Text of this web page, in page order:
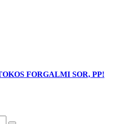
FORGALMI SOR, PP!